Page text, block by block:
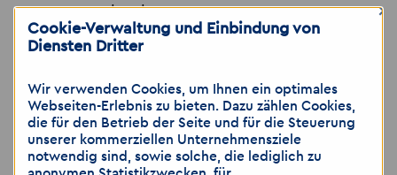
04600 Altenburg
📱 0157 73 73 74 32
📧 altenburg@akzent-personal.de
🌐www.akzent-personal.de/jobs-in-
Altenburg
Cookie-Verwaltung und Einbindung von
Diensten Dritter
×
Wir verwenden Cookies, um Ihnen ein optimales
Webseiten-Erlebnis zu bieten. Dazu zählen Cookies,
die für den Betrieb der Seite und für die Steuerung
unserer kommerziellen Unternehmensziele
notwendig sind, sowie solche, die lediglich zu